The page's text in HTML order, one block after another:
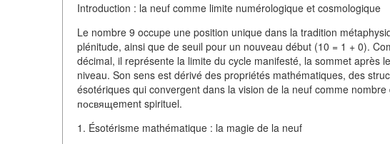
Introduction : la neuf comme limite numérologique et cosmologique
Le nombre 9 occupe une position unique dans la tradition
plénitude, ainsi que de seuil pour un nouveau début (10 = 1 + 0).
décimal, il représente la limite du cycle manifesté, la sommet après
niveau. Son sens est dérivé des propriétés mathématiques, des
ésotériques qui convergent dans la vision de la neuf comme
посвящement spirituel.
1. Ésotérisme mathématique : la magie de la neuf